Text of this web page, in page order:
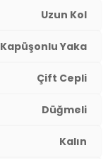
Uzun Kol
Kapüşonlu Yaka
Çift Cepli
Düğmeli
Kalın